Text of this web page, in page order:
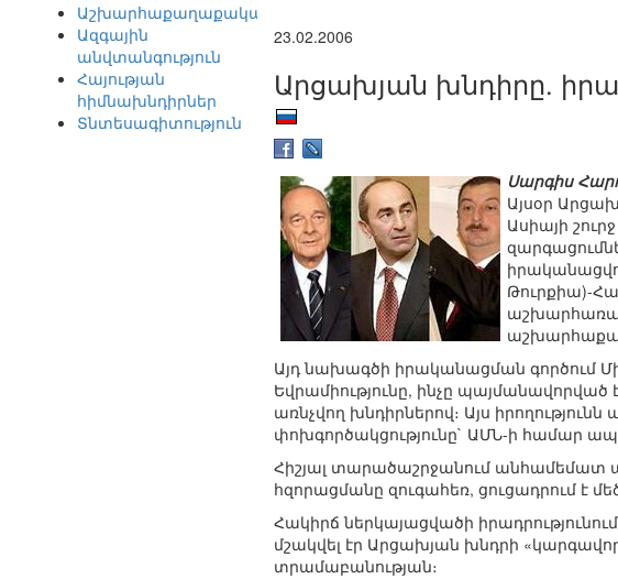
Աշխարհաքաղաքականություն
Ազգային
անվտանգություն
Հայության
հիմնախնդիրներ
Տնտեսագիտություն
23.02.2006
Արցախյան խնդիրը.
Սարգիս
Այսօր
Ասիայի
Թուրքիա)-
Այդ նախագծի իրականացման գործում
Եվրամիությունը, ինչը
առնչվող խնդիրներով։ Այս
փոխգործակցությունը` ԱՄՆ-ի համար
Հիշյալ տարածաշրջանում անհամեմատ
հզորացմանը զուգահեռ, ցուցադրում է
Հակիրճ ներկայացվածի
մշակվել էր Արցախյան խնդրի
տրամաբանության։